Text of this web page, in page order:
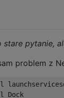
stare pytanie,
problem z